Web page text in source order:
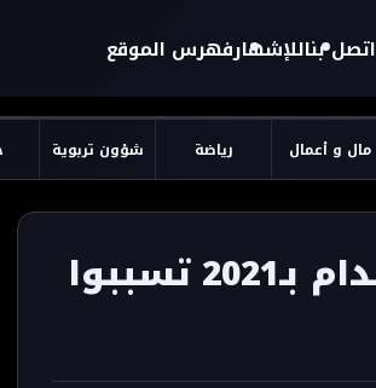
اتصل بناللإشهارفهرس الموقع
مال و أعمال رياضة شؤون تربوية
ضمنهم سيدتان..79 محكوما بالإعدام بـ2021 تسببوا